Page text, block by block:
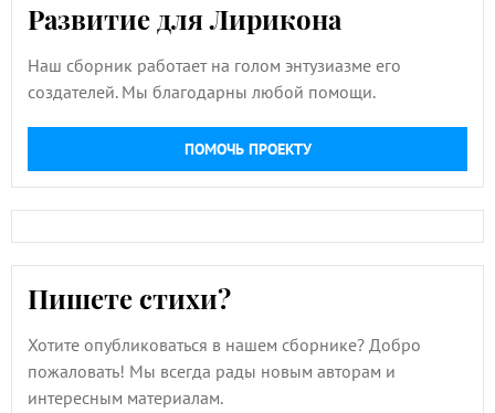
Развитие для Лирикона
Наш сборник работает на голом энтузиазме его
создателей. Мы благодарны любой помощи.
ПОМОЧЬ ПРОЕКТУ
Пишете стихи?
Хотите опубликоваться в нашем сборнике? Добро
пожаловать! Мы всегда рады новым авторам и
интересным материалам.